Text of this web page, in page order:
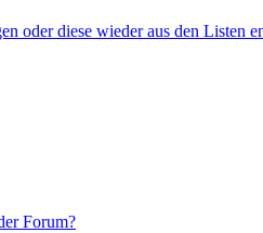
oder diese wieder aus den Listen
Forum?